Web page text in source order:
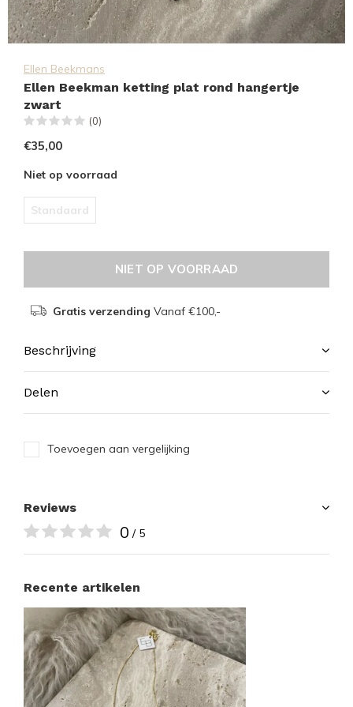
Ellen Beekmans
Ellen Beekman ketting plat rond hangertje
zwart
(0)
€35,00
Niet op voorraad
Standaard
NIET OP VOORRAAD
Gratis verzending Vanaf €100,-
Beschrijving
Delen
Toevoegen aan vergelijking
Reviews
0 / 5
Recente artikelen